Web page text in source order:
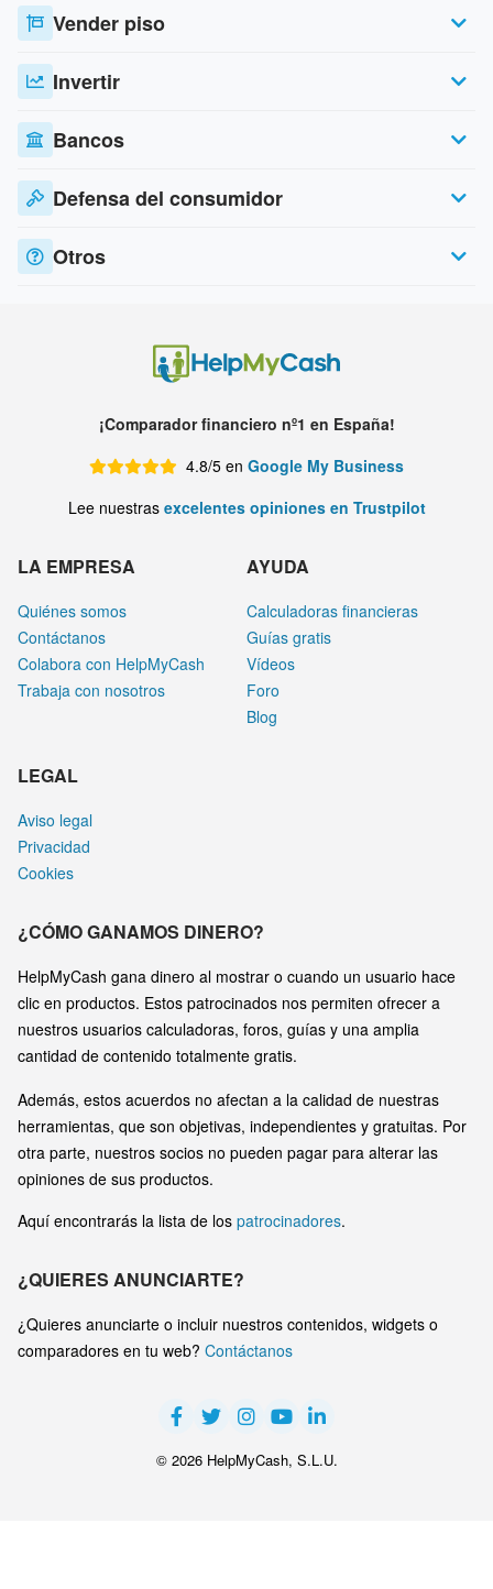
Vender piso
Invertir
Bancos
Defensa del consumidor
Otros
¡Comparador financiero nº1 en España!
4.8/5 en Google My Business
Lee nuestras excelentes opiniones en Trustpilot
LA EMPRESA
Quiénes somos
Contáctanos
Colabora con HelpMyCash
Trabaja con nosotros
AYUDA
Calculadoras financieras
Guías gratis
Vídeos
Foro
Blog
LEGAL
Aviso legal
Privacidad
Cookies
¿CÓMO GANAMOS DINERO?
HelpMyCash gana dinero al mostrar o cuando un usuario hace
clic en productos. Estos patrocinados nos permiten ofrecer a
nuestros usuarios calculadoras, foros, guías y una amplia
cantidad de contenido totalmente gratis.
Además, estos acuerdos no afectan a la calidad de nuestras
herramientas, que son objetivas, independientes y gratuitas. Por
otra parte, nuestros socios no pueden pagar para alterar las
opiniones de sus productos.
Aquí encontrarás la lista de los patrocinadores.
¿QUIERES ANUNCIARTE?
¿Quieres anunciarte o incluir nuestros contenidos, widgets o
comparadores en tu web? Contáctanos
© 2026 HelpMyCash, S.L.U.